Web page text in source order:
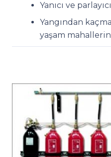
Yanıcı ve
Yangından
yaşam